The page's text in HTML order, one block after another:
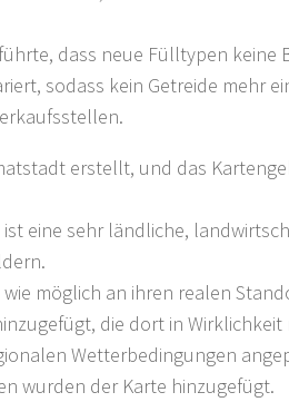
dass neue Fülltypen
sodass kein Getreide mehr
erstellt, und das
eine sehr ländliche,
möglich an ihren realen
die dort in Wirklichkeit
Wetterbedingungen
wurden der Karte hinzugefügt.